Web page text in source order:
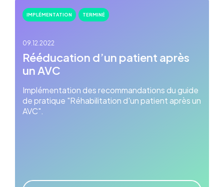
IMPLÉMENTATION TERMINÉ
09.12.2022
Rééducation d’un patient après
un AVC
Implémentation des recommandations du guide
de pratique "Réhabilitation d'un patient après un
AVC".